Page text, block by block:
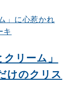
リーム」
けのクリス